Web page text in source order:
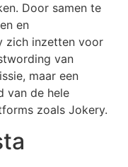
Door samen te
en
zich inzetten voor
van
maar een
van de hele
zoals Jokery.